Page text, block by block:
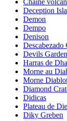
Deception
Demon
Dempo
Denison
Descabezado
Devils Garden
Harras de
Morne au
Morne
Diamond
Didicas
Plateau de
Diky Greben